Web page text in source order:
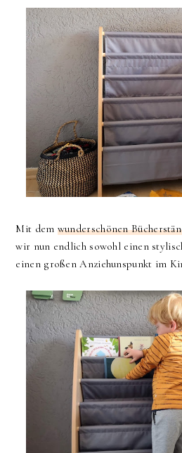
Mit dem wunderschönen
wir nun endlich sowohl einen
einen großen Anziehunspunkt im